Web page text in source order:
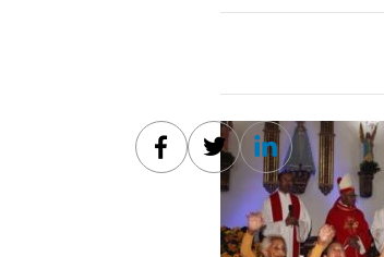
Facebook
TwitterLinkedin